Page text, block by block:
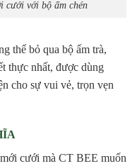
cưới với bộ ấm chén
thể bỏ qua bộ ấm trà,
thực nhất, được dùng
cho sự vui vẻ, trọn vẹn
cưới mà CT BEE muốn